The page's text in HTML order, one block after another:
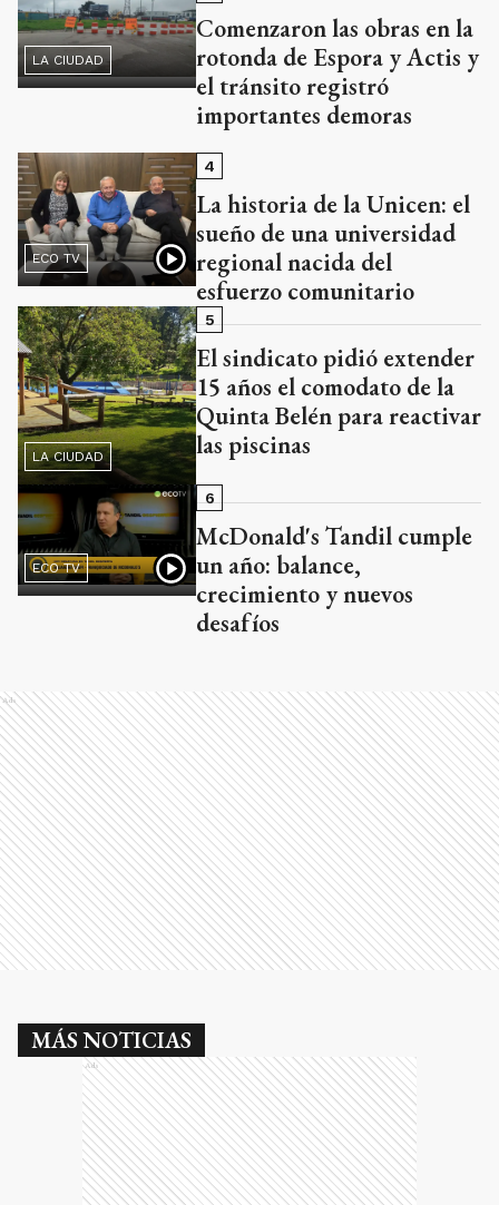
LA CIUDAD
Comenzaron las obras en la
rotonda de Espora y Actis y
el tránsito registró
importantes demoras
ECO TV
4
La historia de la Unicen: el
sueño de una universidad
regional nacida del
esfuerzo comunitario
LA CIUDAD
5
El sindicato pidió extender
15 años el comodato de la
Quinta Belén para reactivar
las piscinas
ECO TV
6
McDonald's Tandil cumple
un año: balance,
crecimiento y nuevos
desafíos
Ads
MÁS NOTICIAS
Ads